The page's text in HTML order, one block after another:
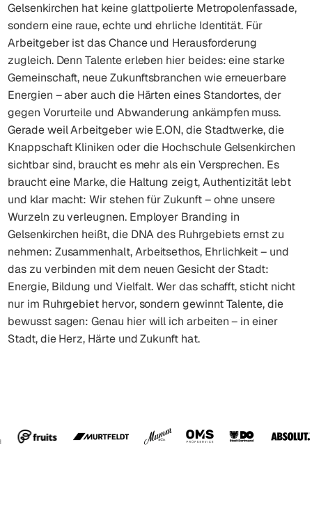
Gelsenkirchen hat keine glattpolierte Metropolenfassade,
sondern eine raue, echte und ehrliche Identität. Für
Arbeitgeber ist das Chance und Herausforderung
zugleich. Denn Talente erleben hier beides: eine starke
Gemeinschaft, neue Zukunftsbranchen wie erneuerbare
Energien – aber auch die Härten eines Standortes, der
gegen Vorurteile und Abwanderung ankämpfen muss.
Gerade weil Arbeitgeber wie E.ON, die Stadtwerke, die
Knappschaft Kliniken oder die Hochschule Gelsenkirchen
sichtbar sind, braucht es mehr als ein Versprechen. Es
braucht eine Marke, die Haltung zeigt, Authentizität lebt
und klar macht: Wir stehen für Zukunft – ohne unsere
Wurzeln zu verleugnen. Employer Branding in
Gelsenkirchen heißt, die DNA des Ruhrgebiets ernst zu
nehmen: Zusammenhalt, Arbeitsethos, Ehrlichkeit – und
das zu verbinden mit dem neuen Gesicht der Stadt:
Energie, Bildung und Vielfalt. Wer das schafft, sticht nicht
nur im Ruhrgebiet hervor, sondern gewinnt Talente, die
bewusst sagen: Genau hier will ich arbeiten – in einer
Stadt, die Herz, Härte und Zukunft hat.